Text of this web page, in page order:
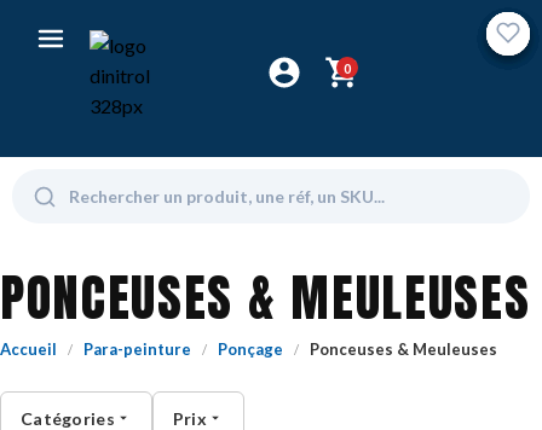
0
PONCEUSES & MEULEUSES
Accueil / Para-peinture / Ponçage / Ponceuses & Meuleuses
Catégories Prix